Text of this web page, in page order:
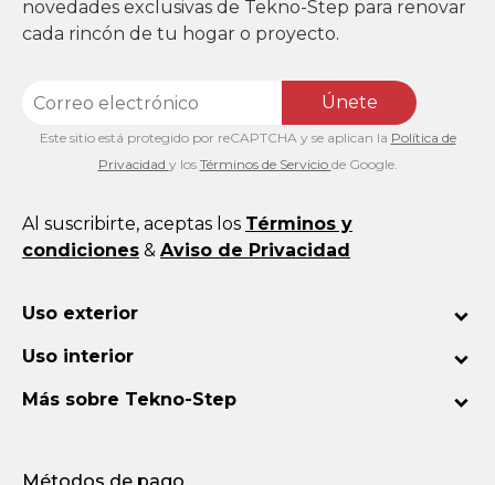
novedades exclusivas de Tekno-Step para renovar
cada rincón de tu hogar o proyecto.
Únete
Este sitio está protegido por reCAPTCHA y se aplican la Política de
Privacidad y los Términos de Servicio de Google.
Al suscribirte, aceptas los Términos y
condiciones & Aviso de Privacidad
Uso exterior
Uso interior
Más sobre Tekno-Step